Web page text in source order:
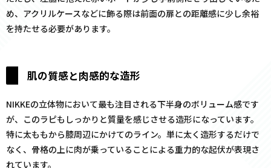
め、アクリルケースなどに飾る際は前面の扉との距離感に少し余裕
を持たせる必要があります。
肌の質感と肉感的な造形
NIKKEの立体物において最も注目される下半身のボリューム感です
が、このラピもしっかりと質量を感じさせる造形になっています。
特に太ももから膝周辺にかけてのライン。単に太く造形するだけで
なく、骨格の上に肉が乗っていることによる重力的な起伏が表現さ
れています。